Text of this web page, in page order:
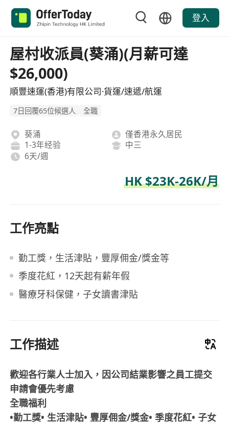
登入
屋村收派員(葵涌)(月薪可達
$26,000)
順豐速運(香港)有限公司·貨運/速遞/航運
7日回覆65位候選人 全職
葵涌
僅香港永久居民
1-3年经验
中三
6天/週
HK $23K-26K/月
工作亮點
勤工獎，生活津貼，豐厚佣金/獎金等
季度花紅，12天起有薪年假
醫療牙科保健，子女讀書津貼
工作描述
歡迎各行業人士加入，因公司結業影響之員工提交
申請會優先考慮
全職福利
•勤工獎• 生活津貼• 豐厚佣金/獎金• 季度花紅• 子女